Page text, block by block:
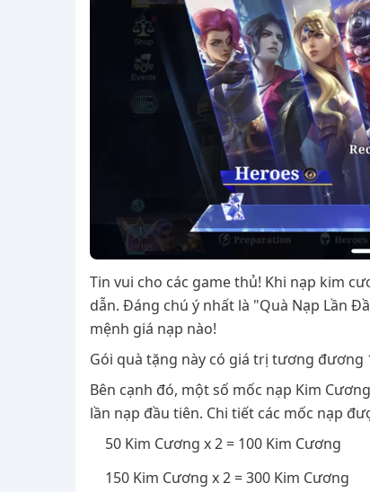
Tin vui cho các game thủ! Khi nạp kim
dẫn. Đáng chú ý nhất là "Quà Nạp Lần
mệnh giá nạp nào!
Gói quà tặng này có giá trị tương đương
Bên cạnh đó, một số mốc nạp Kim
lần nạp đầu tiên. Chi tiết các mốc nạp
50 Kim Cương x 2 = 100 Kim Cương
150 Kim Cương x 2 = 300 Kim Cương